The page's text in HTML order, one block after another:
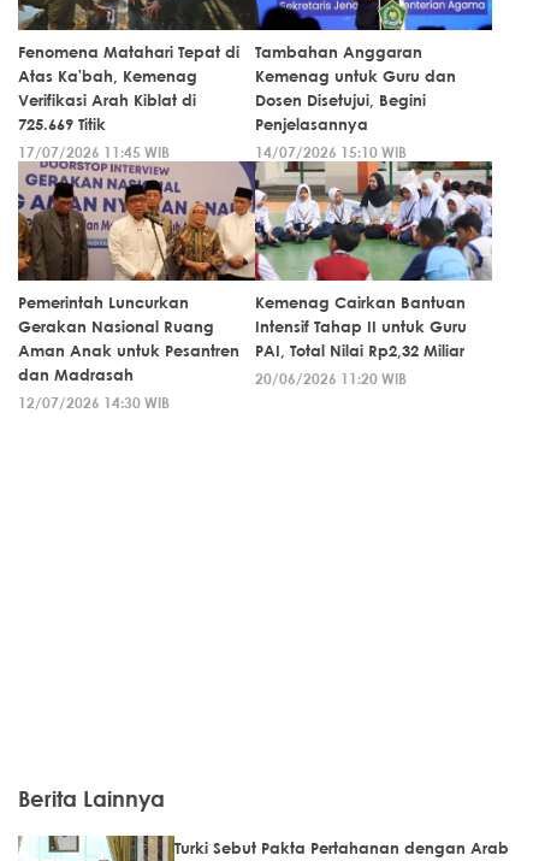
Fenomena Matahari Tepat di
Atas Ka'bah, Kemenag
Verifikasi Arah Kiblat di
725.669 Titik
17/07/2026 11:45 WIB
Tambahan Anggaran
Kemenag untuk Guru dan
Dosen Disetujui, Begini
Penjelasannya
14/07/2026 15:10 WIB
Pemerintah Luncurkan
Gerakan Nasional Ruang
Aman Anak untuk Pesantren
dan Madrasah
12/07/2026 14:30 WIB
Kemenag Cairkan Bantuan
Intensif Tahap II untuk Guru
PAI, Total Nilai Rp2,32 Miliar
20/06/2026 11:20 WIB
Berita Lainnya
Turki Sebut Pakta Pertahanan dengan Arab